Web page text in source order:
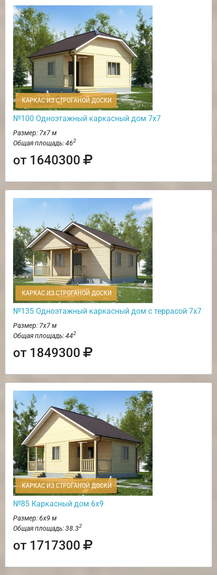
КАРКАС ИЗ СТРОГАНОЙ ДОСКИ
№100 Одноэтажный каркасный дом 7х7
Размер: 7х7 м
Общая площадь: 462
от 1640300
КАРКАС ИЗ СТРОГАНОЙ ДОСКИ
№135 Одноэтажный каркасный дом с террасой 7х7
Размер: 7х7 м
Общая площадь: 442
от 1849300
КАРКАС ИЗ СТРОГАНОЙ ДОСКИ
№85 Каркасный дом 6х9
Размер: 6х9 м
Общая площадь: 38.32
от 1717300